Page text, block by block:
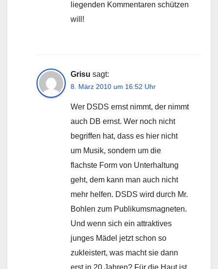
liegenden Kommentaren schützen
will!
Grisu sagt:
8. März 2010 um 16:52 Uhr
Wer DSDS ernst nimmt, der nimmt
auch DB ernst. Wer noch nicht
begriffen hat, dass es hier nicht
um Musik, sondern um die
flachste Form von Unterhaltung
geht, dem kann man auch nicht
mehr helfen. DSDS wird durch Mr.
Bohlen zum Publikumsmagneten.
Und wenn sich ein attraktives
junges Mädel jetzt schon so
zukleistert, was macht sie dann